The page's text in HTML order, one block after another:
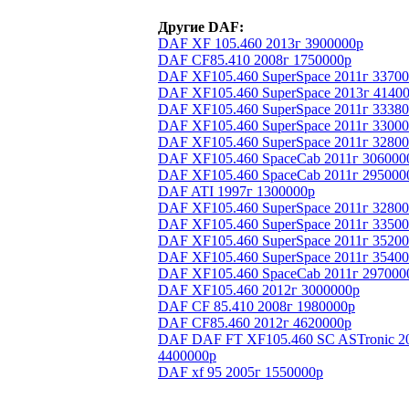
Другие DAF:
DAF XF 105.460 2013г 3900000р
DAF CF85.410 2008г 1750000р
DAF XF105.460 SuperSpace 2011г
DAF XF105.460 SuperSpace 2013г
DAF XF105.460 SuperSpace 2011г
DAF XF105.460 SuperSpace 2011г
DAF XF105.460 SuperSpace 2011г
DAF XF105.460 SpaceCab 2011г
DAF XF105.460 SpaceCab 2011г
DAF ATI 1997г 1300000р
DAF XF105.460 SuperSpace 2011г
DAF XF105.460 SuperSpace 2011г
DAF XF105.460 SuperSpace 2011г
DAF XF105.460 SuperSpace 2011г
DAF XF105.460 SpaceCab 2011г
DAF XF105.460 2012г 3000000р
DAF CF 85.410 2008г 1980000р
DAF CF85.460 2012г 4620000р
DAF DAF FT XF105.460 SC ASTronic
4400000р
DAF xf 95 2005г 1550000р